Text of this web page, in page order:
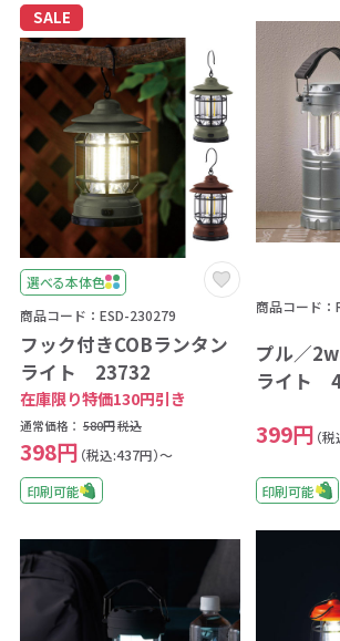
SALE
選べる本体色
商品コード：ESD-230279
フック付きCOBランタン
ライト 23732
在庫限り特価130円引き
通常価格： 580円税込
398円 （税込:437円）～
印刷可能
商品コード
プル／
ライト
399円 （
印刷可能